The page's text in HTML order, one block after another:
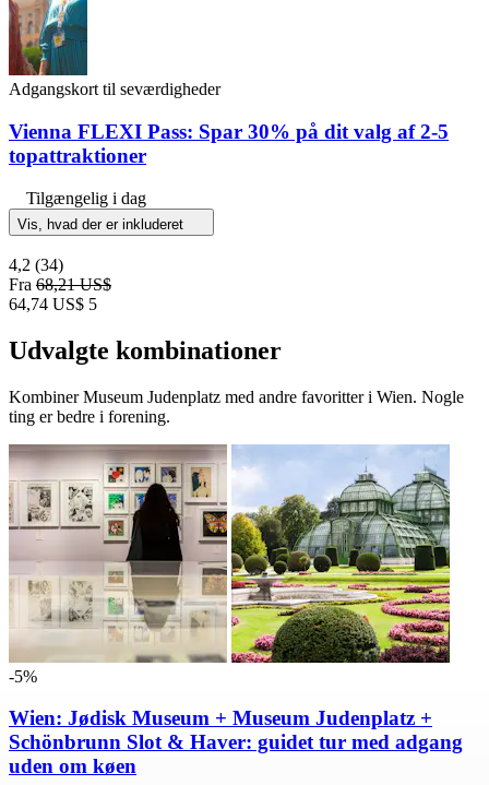
Adgangskort til seværdigheder
Vienna FLEXI Pass: Spar 30% på dit valg af 2-5
topattraktioner
Tilgængelig i dag
Vis, hvad der er inkluderet
4,2 (34)
Fra 68,21 US$
64,74 US$ 5
Udvalgte kombinationer
Kombiner Museum Judenplatz med andre favoritter i Wien. Nogle
ting er bedre i forening.
-5%
Wien: Jødisk Museum + Museum Judenplatz +
Schönbrunn Slot & Haver: guidet tur med adgang
uden om køen